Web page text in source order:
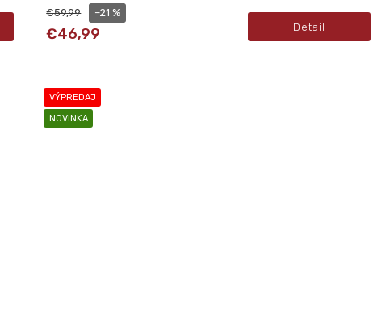
€59,99
€46,99
–21 %
Detail
VÝPREDAJ
NOVINKA